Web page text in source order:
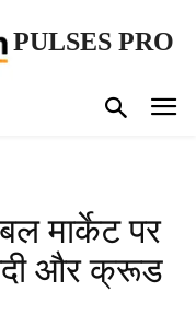
PULSES PRO
मार्केट पर
और क्रूड